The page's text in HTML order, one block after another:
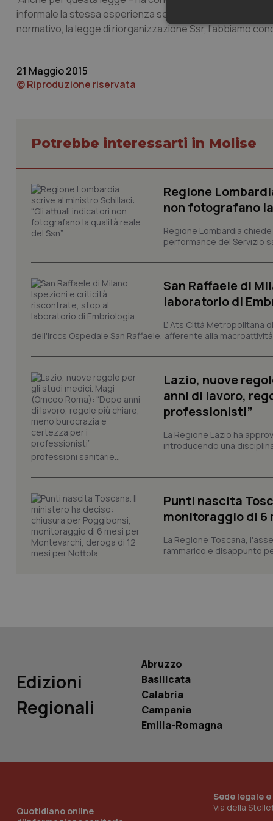
informale la stessa esperienza seguita per la legge di
normativo, la legge di riorganizzazione Ssr, l’abbiamo
21 Maggio 2015
© Riproduzione riservata
Potrebbe interessarti in Molise
Regione
non fotografano
Regione Lombardia
performance del Servizio
San Raffaele di
laboratorio di
L’ Ats Città Metropolitana
dell'Irccs Ospedale San Raffaele, afferente alla
Lazio, nuove
anni di lavoro,
professionisti”
La Regione Lazio ha
introducendo una
professioni sanitarie...
Punti nascita
monitoraggio di 6
La Regione Toscana,
rammarico e disappunto
Edizioni
Regionali
Abruzzo
Basilicata
Calabria
Campania
Emilia-Romagna
Quotidiano online
Sede legale
Via della
e l'accesso alle
tracking-sites-
tracking-enable
tracking-sites-
session-id
PHPSESSID
_ga_KM60CM4NPH
__Secure-
tracking-sites-